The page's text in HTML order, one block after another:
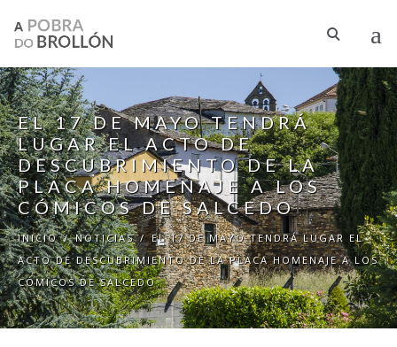
EL 17 DE MAYO TENDRÁ
LUGAR EL ACTO DE
DESCUBRIMIENTO DE LA
PLACA HOMENAJE A LOS
CÓMICOS DE SALCEDO
INICIO / NOTICIAS / EL 17 DE MAYO TENDRÁ LUGAR EL
ACTO DE DESCUBRIMIENTO DE LA PLACA HOMENAJE A LOS
CÓMICOS DE SALCEDO